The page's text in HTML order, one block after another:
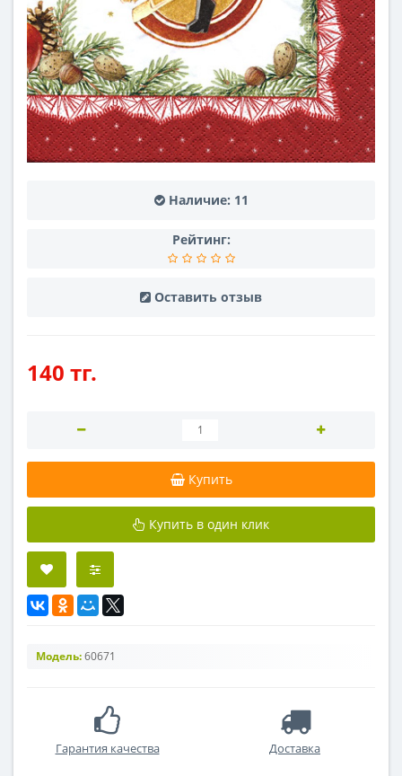
Наличие: 11
Рейтинг:
Оставить отзыв
140 тг.
Купить
Купить в один клик
Модель:60671
Гарантия качества Доставка